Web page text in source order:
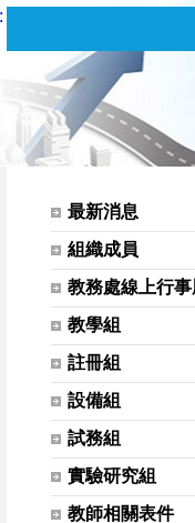
教務處 | 學
網站選單最新消息
組織成員
教務處線上行事
教學組
註冊組
設備組
試務組
實驗研究組
教師相關表件